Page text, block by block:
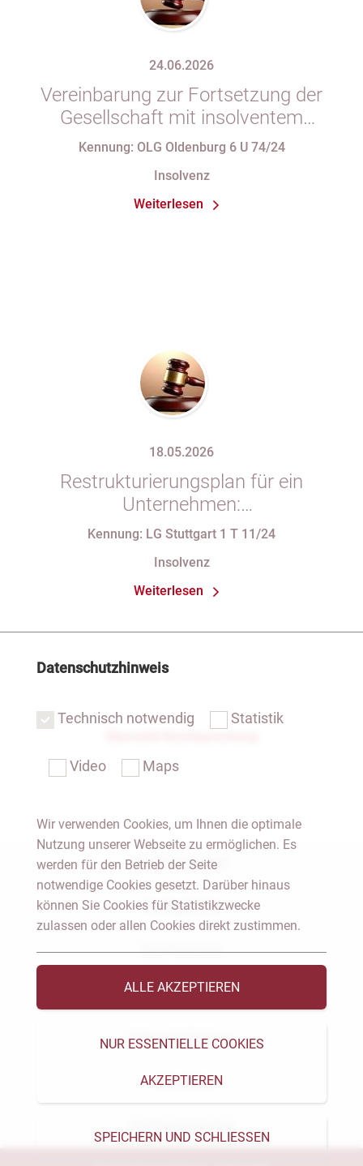
24.06.2026
Vereinbarung zur Fortsetzung der
Gesellschaft mit insolventem
Gesellschafter in Gesellschaftsvertrag
Kennung: OLG Oldenburg 6 U 74/24
Insolvenz
Weiterlesen
18.05.2026
Restrukturierungsplan für ein
Unternehmen:
Verfassungsbeschwerde gegen
Kennung: LG Stuttgart 1 T 11/24
Insolvenz
Weiterlesen
Notar Dresden
Fachgebiete
Das Notariat
Vorträge & Veröffentlichungen
Videos & Podcast
Aktuelles
Datenschutzhinweis
Technisch notwendig Statistik
Video Maps
Wir verwenden Cookies, um Ihnen die optimale
Nutzung unserer Webseite zu ermöglichen. Es
werden für den Betrieb der Seite
notwendige Cookies gesetzt. Darüber hinaus
können Sie Cookies für Statistikzwecke
zulassen oder allen Cookies direkt zustimmen.
ALLE AKZEPTIEREN
NUR ESSENTIELLE COOKIES
AKZEPTIEREN
SPEICHERN UND SCHLIESSEN